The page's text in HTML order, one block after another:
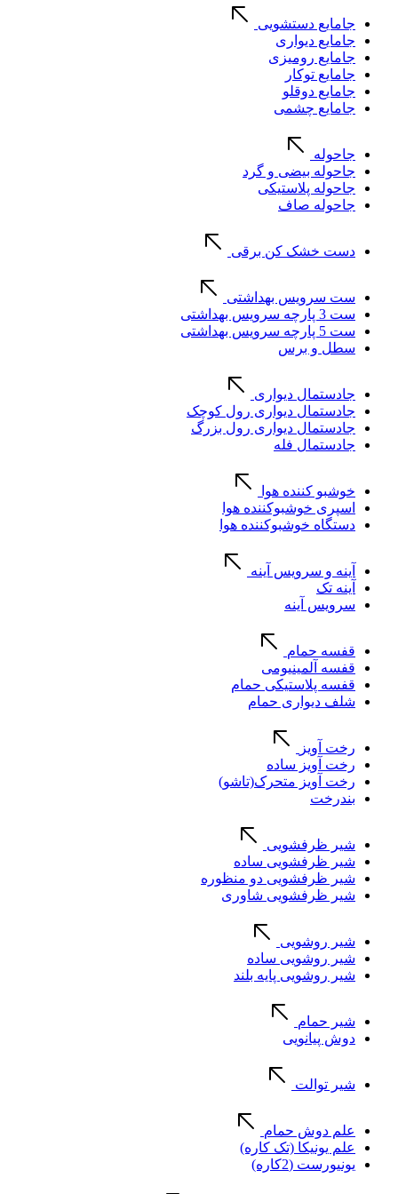
جامایع دستشویی
جامایع دیواری
جامایع رومیزی
جامایع توکار
جامایع دوقلو
جامایع چشمی
جاحوله
جاحوله بیضی و گرد
جاحوله پلاستیکی
جاحوله صاف
دست خشک کن برقی
ست سرویس بهداشتی
ست 3 پارچه سرویس بهداشتی
ست 5 پارچه سرویس بهداشتی
سطل و برس
جادستمال دیواری
جادستمال دیواری رول کوچک
جادستمال دیواری رول بزرگ
جادستمال فله
خوشبو کننده هوا
اسپری خوشبوکننده هوا
دستگاه خوشبوکننده هوا
آینه و سرویس آینه
آینه تک
سرویس آینه
قفسه حمام
قفسه آلمینیومی
قفسه پلاستیکی حمام
شلف دیواری حمام
رخت آویز
رخت آویز ساده
رخت آویز متحرک(تاشو)
بندرخت
شیر ظرفشویی
شیر ظرفشویی ساده
شیر ظرفشویی دو منظوره
شیر ظرفشویی شاوری
شیر روشویی
شیر روشویی ساده
شیر روشویی پایه بلند
شیر حمام
دوش پیانویی
شیر توالت
علم دوش حمام
علم یونیکا (تک کاره)
یونیورست (2کاره)